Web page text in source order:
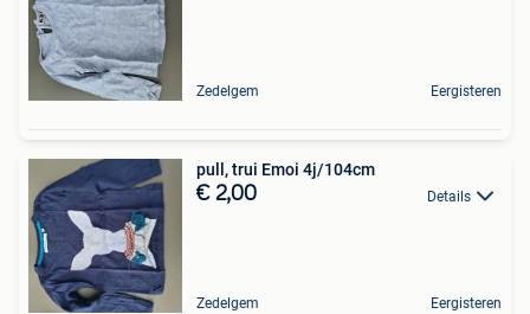
Zedelgem Eergisteren
pull, trui Emoi 4j/104cm
€ 2,00 Details
Zedelgem Eergisteren